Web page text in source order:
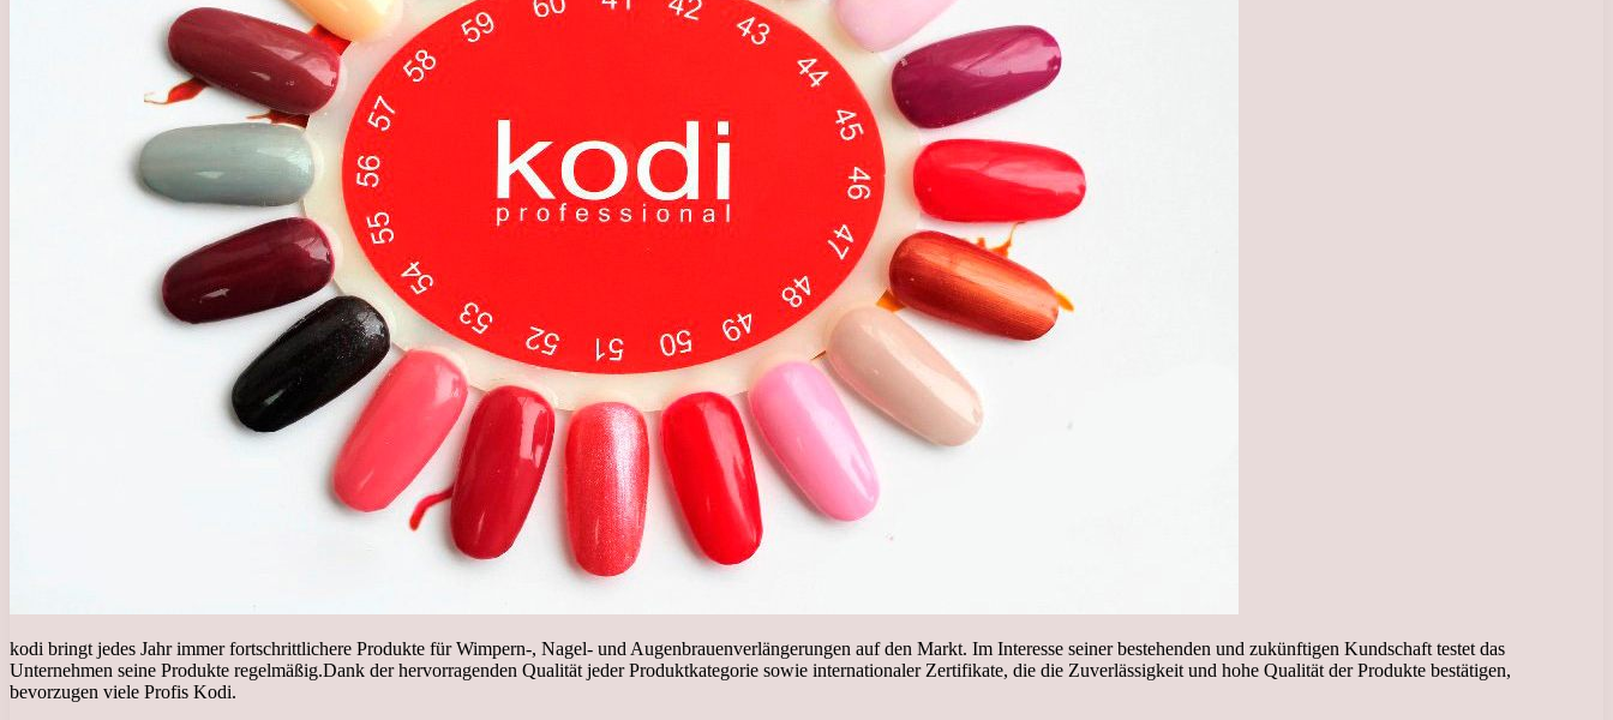
kodi bringt jedes Jahr immer fortschrittlichere Produkte für Wimpern-, Nagel- und Augenbrauenverlängerungen auf den Markt. Im Interesse seiner bestehenden und zukünftigen Kundschaft testet das
Unternehmen seine Produkte regelmäßig.Dank der hervorragenden Qualität jeder Produktkategorie sowie internationaler Zertifikate, die die Zuverlässigkeit und hohe Qualität der Produkte bestätigen,
bevorzugen viele Profis Kodi.